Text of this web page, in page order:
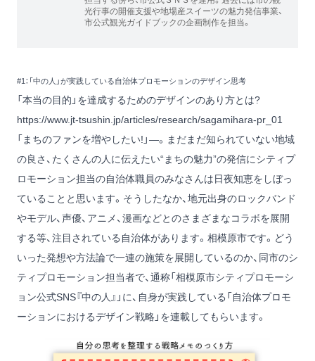
光行事の開催支援や地場産スイーツの魅力発信事業、
市公式観光ガイドブックの企画制作を担当。
#1：「中の人」が実践している自治体プロモーションのデザイン思考
「本当の目的」を達成するためのデザインのあり方とは?
https://www.jt-tsushin.jp/articles/research/sagamihara-pr_01
「まちのファンを増やしたい!」―。まだまだ知られていない地域
の良さ、たくさんの人に伝えたい“まちの魅力”の発信にシティプ
ロモーション担当の自治体職員のみなさんは日夜知恵をしぼっ
ていることと思います。そうしたなか、地元出身のロックバンド
やモデル、声優、アニメ、漫画などとのさまざまなコラボを展開
する等、注目されている自治体があります。相模原市です。どう
いった発想や方法論で一連の施策を展開しているのか、同市のシ
ティプロモーション担当者で、通称「相模原市シティプロモーシ
ョン公式SNS『中の人』」に、自身が実践している「自治体プロモ
ーションにおけるデザイン戦略」を連載してもらいます。